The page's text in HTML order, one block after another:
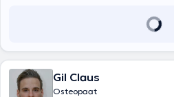
Gil Claus
Osteopaat